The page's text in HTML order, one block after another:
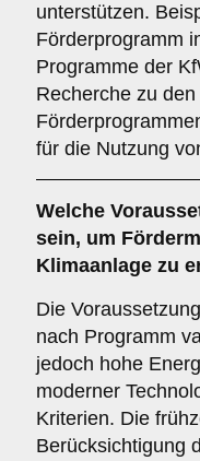
unterstützen.
Förderprogramm
Programme der
Recherche zu
für die Nutzung
Welche
sein, um
Klimaanlage zu
Die
nach Programm
jedoch hohe
moderner
Kriterien. Die
Berücksichtigung